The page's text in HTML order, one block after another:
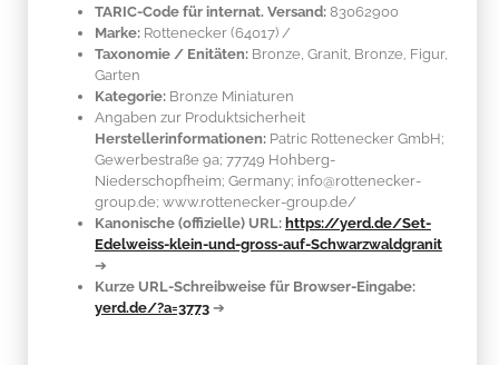
TARIC-Code für internat. Versand: 83062900
Marke: Rottenecker (64017) /
Taxonomie / Enitäten: Bronze, Granit , Bronze, Figur,
Garten
Kategorie: Bronze Miniaturen
Angaben zur Produktsicherheit
Herstellerinformationen: Patric Rottenecker GmbH;
Gewerbestraße 9a; 77749 Hohberg-
Niederschopfheim; Germany; info@rottenecker-
group.de; www.rottenecker-group.de/
Kanonische (offizielle) URL: https://yerd.de/Set-
Edelweiss-klein-und-gross-auf-Schwarzwaldgranit
➔
Kurze URL-Schreibweise für Browser-Eingabe:
yerd.de/?a=3773 ➔